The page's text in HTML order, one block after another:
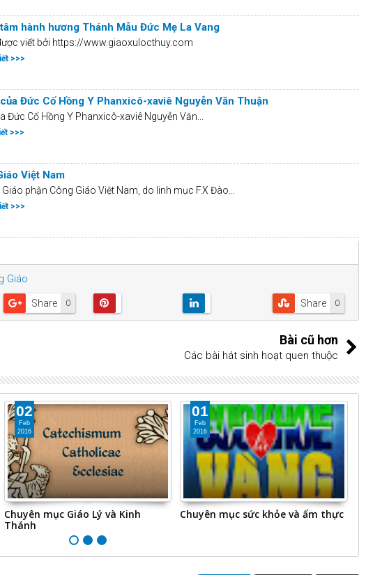
hành hương Thánh Mẫu Đức Mẹ La Vang
viết bởi https://www.giaoxulocthuy.com
>>>
Đức Cố Hồng Y Phanxicô-xaviê Nguyễn Văn Thuận
Đức Cố Hồng Y Phanxicô-xaviê Nguyễn Văn...
>>>
Việt Nam
phận Công Giáo Việt Nam, do linh mục F.X Đào...
>>>
Giáo
0
Share 0
Share
Bài cũ hơn
Các bài hát sinh hoạt quen thuộc
02
Feb
2016
Chuyên mục Giáo Lý và Kinh
Thánh
01
Feb
2016
Chuyên mục sức khỏe và ẩm thực